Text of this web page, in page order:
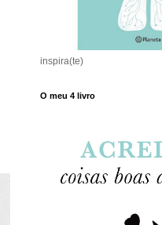
inspira(te)
O meu 4 livro